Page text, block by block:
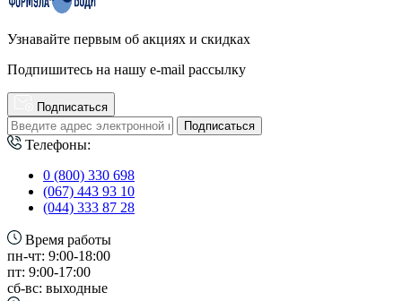
Узнавайте первым об акциях и скидках
Подпишитесь на нашу e-mail рассылку
Подписаться
Подписаться
Телефоны:
0 (800) 330 698
(067) 443 93 10
(044) 333 87 28
Время работы
пн-чт: 9:00-18:00
пт: 9:00-17:00
сб-вс: выходные